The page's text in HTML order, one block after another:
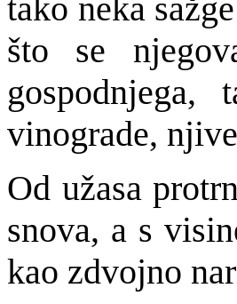
tako neka
što se
vinograde,
Od užasa
snova, a s
kao zdvojno